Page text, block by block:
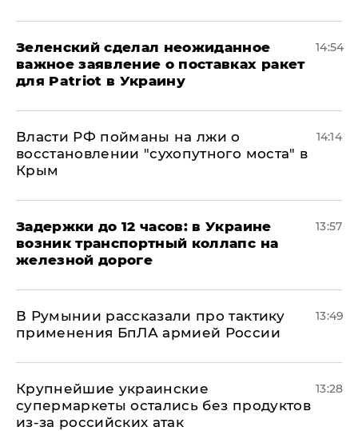
Зеленский сделал неожиданное
важное заявление о поставках ракет
для Patriot в Украину
14:54
Власти РФ пойманы на лжи о
восстановлении "сухопутного моста" в
Крым
14:14
Задержки до 12 часов: в Украине
возник транспортный коллапс на
железной дороге
13:57
В Румынии рассказали про тактику
применения БпЛА армией России
13:49
Крупнейшие украинские
супермаркеты остались без продуктов
из-за российских атак
13:28